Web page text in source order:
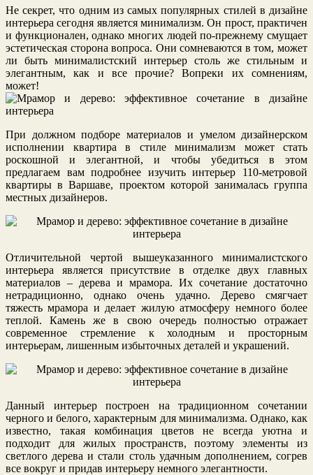
Не секрет, что одним из самых популярных стилей в дизайне
интерьера сегодня является минимализм. Он прост, практичен
и функционален, однако многих людей по-прежнему смущает
эстетическая сторона вопроса. Они сомневаются в том, может
ли быть минималистский интерьер столь же стильным и
элегантным, как и все прочие? Вопреки их сомнениям,
может!
При должном подборе материалов и умелом дизайнерском
исполнении квартира в стиле минимализм может стать
роскошной и элегантной, и чтобы убедиться в этом
предлагаем вам подробнее изучить интерьер 110-метровой
квартиры в Варшаве, проектом которой занималась группа
местных дизайнеров.
Отличительной чертой вышеуказанного минималистского
интерьера является присутствие в отделке двух главных
материалов – дерева и мрамора. Их сочетание достаточно
нетрадиционно, однако очень удачно. Дерево смягчает
тяжесть мрамора и делает жилую атмосферу немного более
теплой. Камень же в свою очередь полностью отражает
современное стремление к холодным и просторным
интерьерам, лишенным избыточных деталей и украшений.
Данный интерьер построен на традиционном сочетании
черного и белого, характерным для минимализма. Однако, как
известно, такая комбинация цветов не всегда уютна и
подходит для жилых пространств, поэтому элементы из
светлого дерева и стали столь удачным дополнением, согрев
все вокруг и придав интерьеру немного элегантности.